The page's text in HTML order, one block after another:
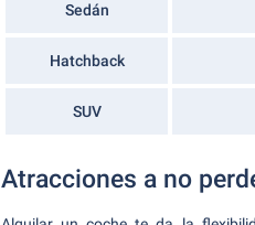
Sedán
Hatchback
SUV
Atracciones a no